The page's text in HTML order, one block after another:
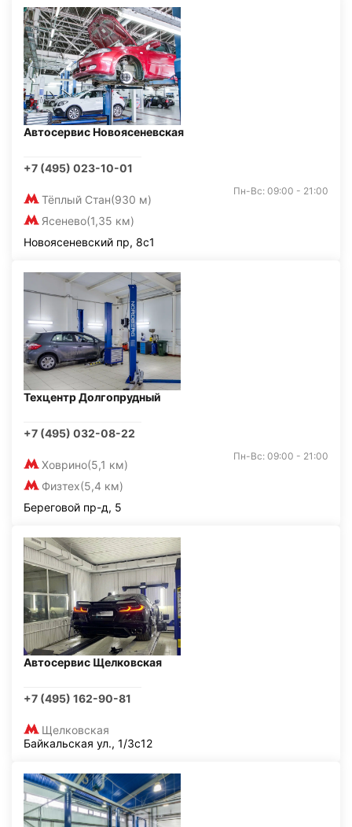
Автосервис Новоясеневская
+7 (495) 023-10-01
Тёплый Стан(930 м)
Ясенево(1,35 км)
Пн-Вс: 09:00 - 21:00
Новоясеневский пр, 8с1
Техцентр Долгопрудный
+7 (495) 032-08-22
Ховрино(5,1 км)
Физтех(5,4 км)
Пн-Вс: 09:00 - 21:00
Береговой пр-д, 5
Автосервис Щелковская
+7 (495) 162-90-81
Щелковская
Байкальская ул., 1/3с12